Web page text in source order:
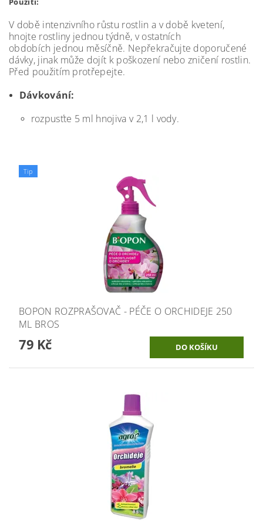
V době intenzivního růstu rostlin a v době kvetení,
hnojte rostliny jednou týdně, v ostatních
obdobích jednou měsíčně. Nepřekračujte doporučené
dávky, jinak může dojít k poškození nebo zničení rostlin.
Před použitím protřepejte.
Dávkování:
rozpusťte 5 ml hnojiva v 2,1 l vody.
Tip
BOPON ROZPRAŠOVAČ - PÉČE O ORCHIDEJE 250
ML BROS
79 Kč